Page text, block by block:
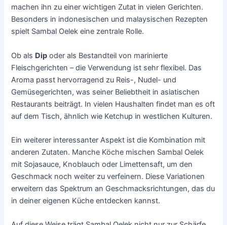
machen ihn zu einer wichtigen Zutat in vielen Gerichten.
Besonders in indonesischen und malaysischen Rezepten
spielt Sambal Oelek eine zentrale Rolle.
Ob als Dip oder als Bestandteil von marinierte
Fleischgerichten – die Verwendung ist sehr flexibel. Das
Aroma passt hervorragend zu Reis-, Nudel- und
Gemüsegerichten, was seiner Beliebtheit in asiatischen
Restaurants beiträgt. In vielen Haushalten findet man es oft
auf dem Tisch, ähnlich wie Ketchup in westlichen Kulturen.
Ein weiterer interessanter Aspekt ist die Kombination mit
anderen Zutaten. Manche Köche mischen Sambal Oelek
mit Sojasauce, Knoblauch oder Limettensaft, um den
Geschmack noch weiter zu verfeinern. Diese Variationen
erweitern das Spektrum an Geschmacksrichtungen, das du
in deiner eigenen Küche entdecken kannst.